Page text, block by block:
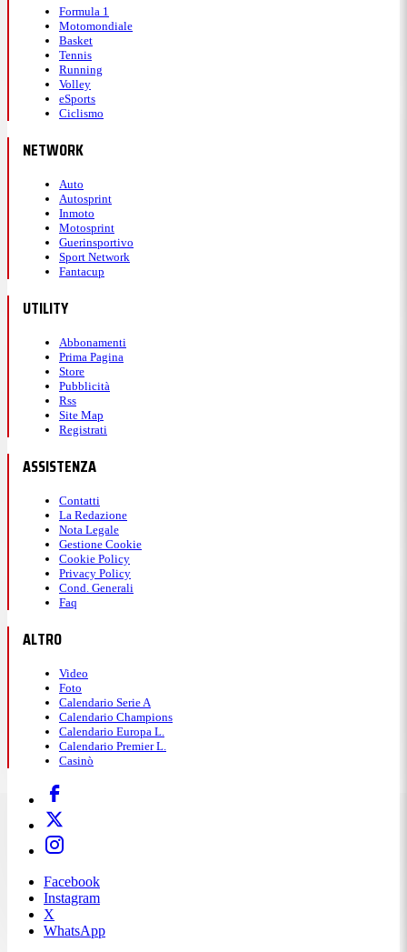
Formula 1
Motomondiale
Basket
Tennis
Running
Volley
eSports
Ciclismo
NETWORK
Auto
Autosprint
Inmoto
Motosprint
Guerinsportivo
Sport Network
Fantacup
UTILITY
Abbonamenti
Prima Pagina
Store
Pubblicità
Rss
Site Map
Registrati
ASSISTENZA
Contatti
La Redazione
Nota Legale
Gestione Cookie
Cookie Policy
Privacy Policy
Cond. Generali
Faq
ALTRO
Video
Foto
Calendario Serie A
Calendario Champions
Calendario Europa L.
Calendario Premier L.
Casinò
Facebook
Instagram
X
WhatsApp